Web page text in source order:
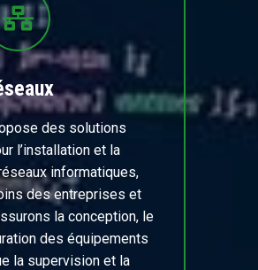
des solutions
l’installation et la
informatiques,
des entreprises et
la conception, le
des équipements
la supervision et la